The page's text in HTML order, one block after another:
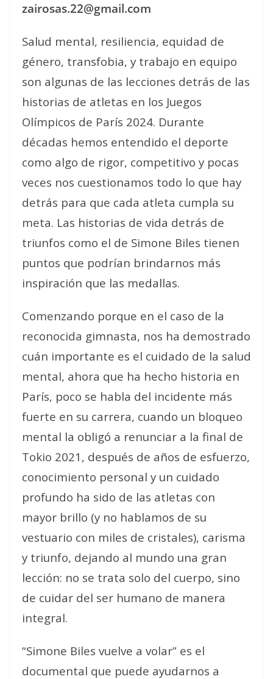
zairosas.22@gmail.com
Salud mental, resiliencia, equidad de
género, transfobia, y trabajo en equipo
son algunas de las lecciones detrás de las
historias de atletas en los Juegos
Olímpicos de París 2024. Durante
décadas hemos entendido el deporte
como algo de rigor, competitivo y pocas
veces nos cuestionamos todo lo que hay
detrás para que cada atleta cumpla su
meta. Las historias de vida detrás de
triunfos como el de Simone Biles tienen
puntos que podrían brindarnos más
inspiración que las medallas.
Comenzando porque en el caso de la
reconocida gimnasta, nos ha demostrado
cuán importante es el cuidado de la salud
mental, ahora que ha hecho historia en
París, poco se habla del incidente más
fuerte en su carrera, cuando un bloqueo
mental la obligó a renunciar a la final de
Tokio 2021, después de años de esfuerzo,
conocimiento personal y un cuidado
profundo ha sido de las atletas con
mayor brillo (y no hablamos de su
vestuario con miles de cristales), carisma
y triunfo, dejando al mundo una gran
lección: no se trata solo del cuerpo, sino
de cuidar del ser humano de manera
integral.
“Simone Biles vuelve a volar” es el
documental que puede ayudarnos a